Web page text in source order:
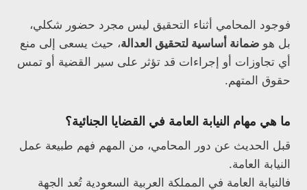
فوجود المحامي أثناء التحقيق ليس مجرد حضور شكلي،
بل هو ضمانة أساسية لتحقيق العدالة، حيث يسعى إلى منع
أي تجاوزات أو إجراءات قد تؤثر على سير القضية أو تمس
حقوق المتهم.
ما هي مهام النيابة العامة في القضايا الجنائية؟
قبل الحديث عن دور المحامي، من المهم فهم طبيعة عمل
النيابة العامة.
فالنيابة العامة في المملكة العربية السعودية تُعد الجهة